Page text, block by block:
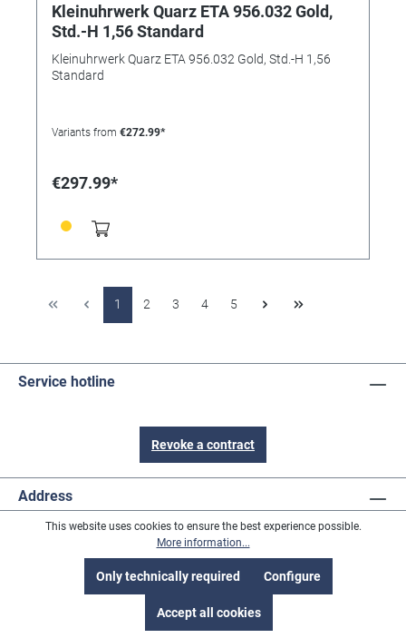
Kleinuhrwerk Quarz ETA 956.032 Gold,
Std.-H 1,56 Standard
Kleinuhrwerk Quarz ETA 956.032 Gold, Std.-H 1,56
Standard
Variants from €272.99*
€297.99*
1 2 3 4 5
Service hotline
Revoke a contract
Address
This website uses cookies to ensure the best experience possible.
More information...
Only technically required Configure
Accept all cookies